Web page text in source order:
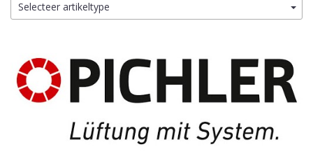
Selecteer artikeltype